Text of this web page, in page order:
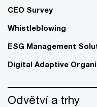
CEO Survey
Whistleblowing
ESG Management
Digital Adaptive
Odvětví a trhy